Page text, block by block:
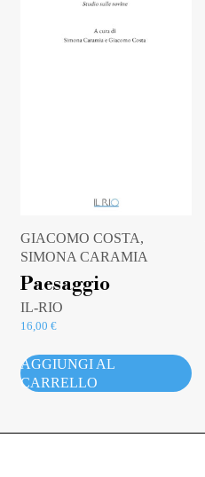
GIACOMO COSTA,
SIMONA CARAMIA
Paesaggio
IL-RIO
16,00 €
AGGIUNGI AL
CARRELLO